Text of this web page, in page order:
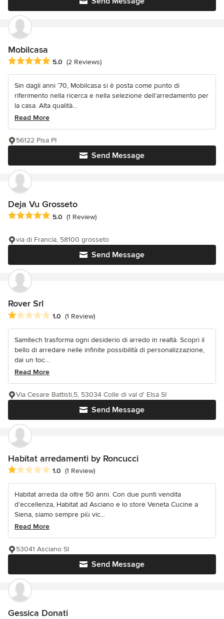
Mobilcasa
Average rating: 5 out of 5 stars
5.0 (2 Reviews)
Sin dagli anni ’70, Mobilcasa si è posta come punto di
riferimento nella ricerca e nella selezione dell’arredamento per
la casa. Alta qualità...
Read More
Send Message
56122 Pisa PI
Deja Vu Grosseto
Average rating: 5 out of 5 stars
5.0 (1 Review)
Send Message
via di Francia, 58100 grosseto
Rover Srl
Average rating: 1 out of 5 stars
1.0 (1 Review)
Samitech trasforma ogni desiderio di arredo in realtà. Scopri il
bello di arredare nelle infinite possibilità di personalizzazione,
dai un toc...
Read More
Send Message
Via Cesare Battisti,5, 53034 Colle di val d' Elsa SI
Habitat arredamenti by Roncucci
Average rating: 1 out of 5 stars
1.0 (1 Review)
Habitat arreda da oltre 50 anni. Con due punti vendita
d’eccellenza, Habitat ad Asciano e lo store Veneta Cucine a
Siena, siamo sempre più vic...
Read More
Send Message
53041 Asciano SI
Gessica Donati